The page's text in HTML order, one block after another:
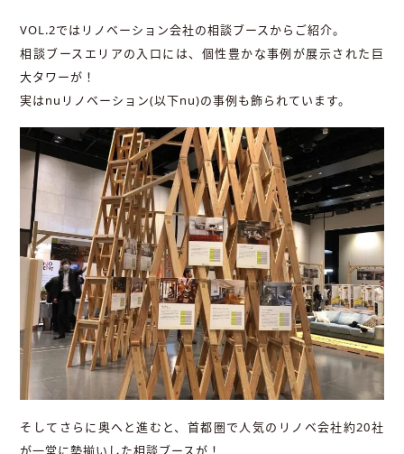
VOL.2ではリノベーション会社の相談ブースからご紹介。
相談ブースエリアの入口には、個性豊かな事例が展示された巨
大タワーが！
実はnuリノベーション(以下nu)の事例も飾られています。
そしてさらに奥へと進むと、首都圏で人気のリノベ会社約20社
が一堂に勢揃いした相談ブースが！